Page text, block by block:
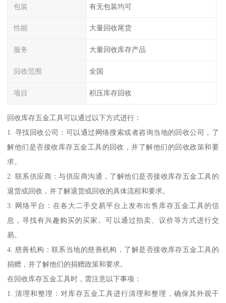
包装 有无包装均可
性能 大量回收尾货
服务 大量回收库存产品
回收范围 全国
项目 积压库存回收
回收库存五金工具可以通过以下方式进行：
1. 寻找回收公司：可以通过网络搜索或者咨询当地的回收公司，了
解他们是否接收库存五金工具的回收，并了解他们的回收政策和要
求。
2. 联系供应商：与供应商沟通，了解他们是否接收库存五金工具的
退货或回收，并了解退货或回收的具体流程和要求。
3. 网络平台：在各大二手交易平台上发布出售库存五金工具的信
息，寻找有兴趣购买的买家。可以通过拍卖、议价等方式进行交
易。
4. 慈善机构：联系当地的慈善机构，了解是否接收库存五金工具的
捐赠，并了解他们的捐赠政策和要求。
在回收库存五金工具时，需注意以下事项：
1. 清理和整理：对库存五金工具进行清理和整理，确保其外观干